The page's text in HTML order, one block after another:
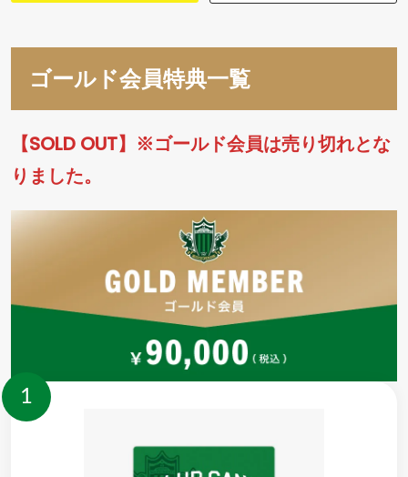
ゴールド会員特典一覧
【SOLD OUT】※ゴールド会員は売り切れとな
りました。
1